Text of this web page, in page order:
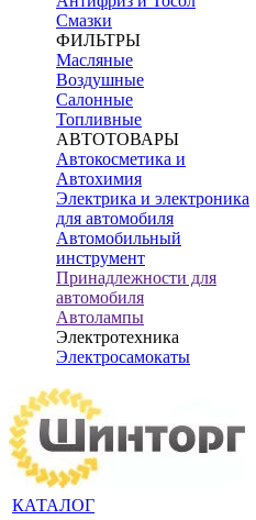
Смазки
ФИЛЬТРЫ
Масляные
Воздушные
Салонные
Топливные
АВТОТОВАРЫ
Автокосметика и
Автохимия
Электрика и электроника
для автомобиля
Автомобильный
инструмент
Принадлежности для
автомобиля
Автолампы
Электротехника
Электросамокаты
КАТАЛОГ